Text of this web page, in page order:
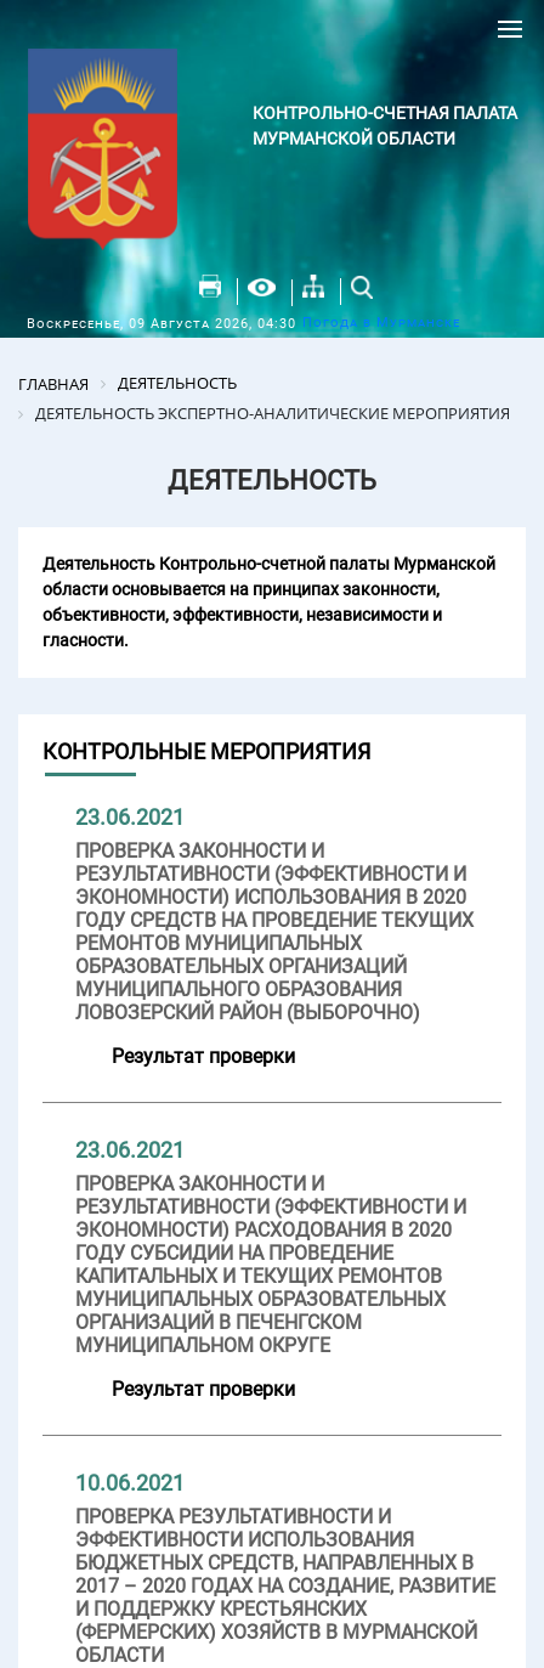
КОНТРОЛЬНО-СЧЕТНАЯ ПАЛАТА
МУРМАНСКОЙ ОБЛАСТИ
Воскресенье, 09 Августа 2026, 04:30 Погода в Мурманске
ГЛАВНАЯ
ДЕЯТЕЛЬНОСТЬ
ДЕЯТЕЛЬНОСТЬ ЭКСПЕРТНО-АНАЛИТИЧЕСКИЕ МЕРОПРИЯТИЯ
ДЕЯТЕЛЬНОСТЬ
Деятельность Контрольно-счетной палаты Мурманской
области основывается на принципах законности,
объективности, эффективности, независимости и
гласности.
КОНТРОЛЬНЫЕ МЕРОПРИЯТИЯ
23.06.2021
ПРОВЕРКА ЗАКОННОСТИ И
РЕЗУЛЬТАТИВНОСТИ (ЭФФЕКТИВНОСТИ И
ЭКОНОМНОСТИ) ИСПОЛЬЗОВАНИЯ В 2020
ГОДУ СРЕДСТВ НА ПРОВЕДЕНИЕ ТЕКУЩИХ
РЕМОНТОВ МУНИЦИПАЛЬНЫХ
ОБРАЗОВАТЕЛЬНЫХ ОРГАНИЗАЦИЙ
МУНИЦИПАЛЬНОГО ОБРАЗОВАНИЯ
ЛОВОЗЕРСКИЙ РАЙОН (ВЫБОРОЧНО)
Результат проверки
23.06.2021
ПРОВЕРКА ЗАКОННОСТИ И
РЕЗУЛЬТАТИВНОСТИ (ЭФФЕКТИВНОСТИ И
ЭКОНОМНОСТИ) РАСХОДОВАНИЯ В 2020
ГОДУ СУБСИДИИ НА ПРОВЕДЕНИЕ
КАПИТАЛЬНЫХ И ТЕКУЩИХ РЕМОНТОВ
МУНИЦИПАЛЬНЫХ ОБРАЗОВАТЕЛЬНЫХ
ОРГАНИЗАЦИЙ В ПЕЧЕНГСКОМ
МУНИЦИПАЛЬНОМ ОКРУГЕ
Результат проверки
10.06.2021
ПРОВЕРКА РЕЗУЛЬТАТИВНОСТИ И
ЭФФЕКТИВНОСТИ ИСПОЛЬЗОВАНИЯ
БЮДЖЕТНЫХ СРЕДСТВ, НАПРАВЛЕННЫХ В
2017 – 2020 ГОДАХ НА СОЗДАНИЕ, РАЗВИТИЕ
И ПОДДЕРЖКУ КРЕСТЬЯНСКИХ
(ФЕРМЕРСКИХ) ХОЗЯЙСТВ В МУРМАНСКОЙ
ОБЛАСТИ